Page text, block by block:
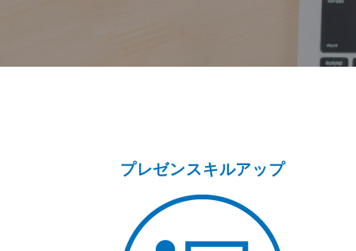
プレゼンスキルアップ